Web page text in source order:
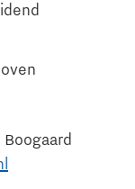
Boogaard